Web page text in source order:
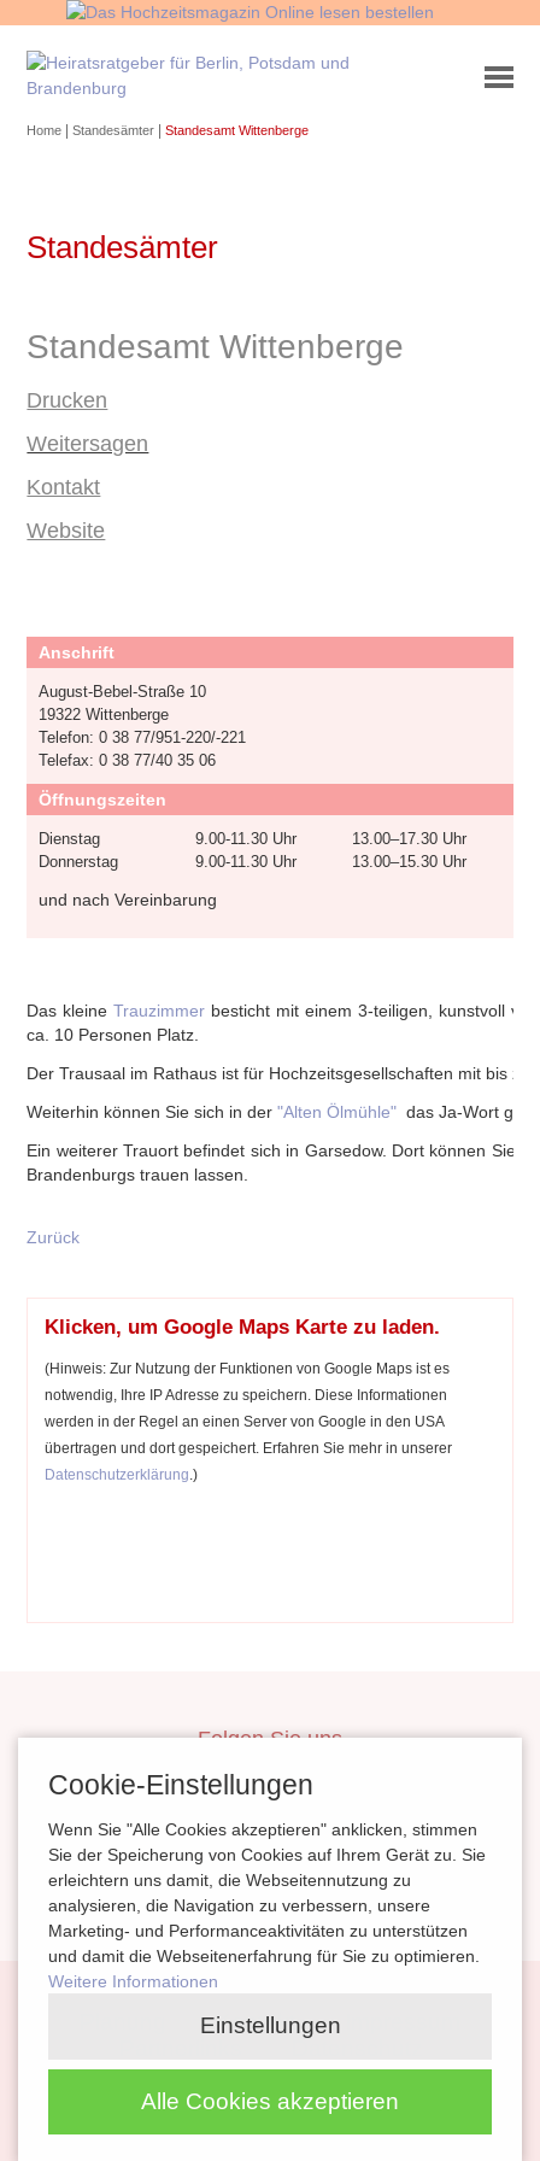
Home |Standesämter |Standesamt Wittenberge
Standesämter
Standesamt Wittenberge
Drucken
Weitersagen
Kontakt
Website
Anschrift
August-Bebel-Straße 10
19322 Wittenberge
Telefon: 0 38 77/951-220/-221
Telefax: 0 38 77/40 35 06
Öffnungszeiten
Dienstag 9.00-11.30 Uhr
13.00–17.30 Uhr
Donnerstag
9.00-11.30 Uhr 13.00–15.30 Uhr
und nach Vereinbarung
Das kleineTrauzimmer besticht mit einem 3-teiligen, kunstvoll
ca. 10 Personen Platz.
Der Trausaal im Rathaus ist für Hochzeitsgesellschaften mit bis zu
Weiterhin können Sie sich in der"Alten Ölmühle" das Ja-Wort
Ein weiterer Trauort befindet sich in Garsedow. Dort können Sie
Brandenburgs trauen lassen.
Zurück
Klicken, um Google Maps Karte zu laden.
(Hinweis: Zur Nutzung der Funktionen von Google Maps ist es
notwendig, Ihre IP Adresse zu speichern. Diese Informationen
werden in der Regel an einen Server von Google in den USA
übertragen und dort gespeichert. Erfahren Sie mehr in unserer
Datenschutzerklärung .)
Folgen Sie uns
inBerlinHeiraten
HeiratenSachsenAnhalt
magazinheiraten
Kontakt
Cookie-Einstellungen
Wenn Sie "Alle Cookies akzeptieren" anklicken, stimmen
Sie der Speicherung von Cookies auf Ihrem Gerät zu. Sie
erleichtern uns damit, die Webseitennutzung zu
analysieren, die Navigation zu verbessern, unsere
Marketing- und Performanceaktivitäten zu unterstützen
und damit die Webseitenerfahrung für Sie zu optimieren.
Weitere Informationen
Einstellungen
Alle Cookies akzeptieren